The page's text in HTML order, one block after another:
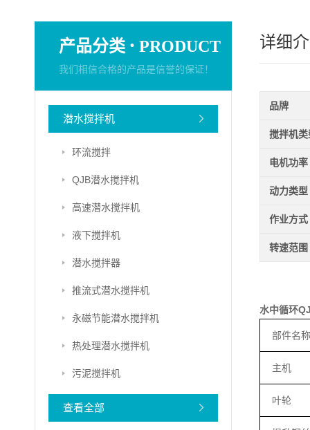
产品分类 · PRODUCT
我们相信合格的产品是信誉的保证！
潜水搅拌机
环流搅拌
QJB潜水搅拌机
高速潜水搅拌机
液下搅拌机
潜水搅拌器
推流式潜水搅拌机
永磁节能潜水搅拌机
热处理潜水搅拌机
污泥搅拌机
查看全部
详细
品牌
搅拌机类
电机功率
动力类型
作业方式
转速范围
水中循环
部件名称
主机
叶轮